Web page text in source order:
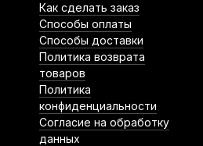
Как сделать заказ
Способы оплаты
Способы доставки
Политика возврата
товаров
Политика
конфиденциальности
Согласие на обработку
данных